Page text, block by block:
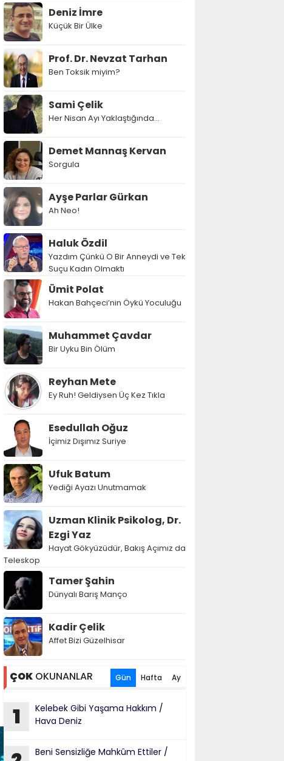
Deniz İmre
Küçük Bir Ülke
Prof. Dr. Nevzat Tarhan
Ben Toksik miyim?
Sami Çelik
Her Nisan Ayı Yaklaştığında...
Demet Mannaş Kervan
Sorgula
Ayşe Parlar Gürkan
Ah Neo!
Haluk Özdil
Yazdım Çünkü O Bir Anneydi ve Tek
Suçu Kadın Olmaktı
Ümit Polat
Hakan Bahçeci’nin Öykü Yoculuğu
Muhammet Çavdar
Bir Uyku Bin Ölüm
Reyhan Mete
Ey Ruh! Geldiysen Üç Kez Tıkla
Esedullah Oğuz
İçimiz Dışımız Suriye
Ufuk Batum
Yediği Ayazı Unutmamak
Uzman Klinik Psikolog, Dr.
Ezgi Yaz
Hayat Gökyüzüdür, Bakış Açımız da
Teleskop
Tamer Şahin
Dünyalı Barış Manço
Kadir Çelik
Affet Bizi Güzelhisar
ÇOK OKUNANLAR Gün Hafta Ay
1
Kelebek Gibi Yaşama Hakkım /
Hava Deniz
Beni Sensizliğe Mahkûm Ettiler /